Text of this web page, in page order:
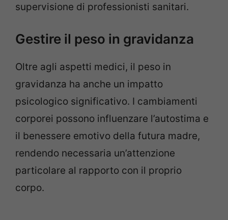
supervisione di professionisti sanitari.
Gestire il peso in gravidanza
Oltre agli aspetti medici, il peso in
gravidanza ha anche un impatto
psicologico significativo. I cambiamenti
corporei possono influenzare l’autostima e
il benessere emotivo della futura madre,
rendendo necessaria un’attenzione
particolare al rapporto con il proprio
corpo.